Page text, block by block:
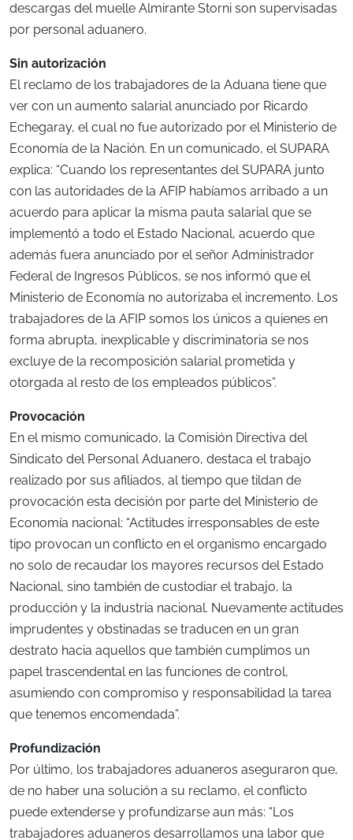
descargas del muelle Almirante Storni son supervisadas
por personal aduanero.
Sin autorización
El reclamo de los trabajadores de la Aduana tiene que
ver con un aumento salarial anunciado por Ricardo
Echegaray, el cual no fue autorizado por el Ministerio de
Economía de la Nación. En un comunicado, el SUPARA
explica: “Cuando los representantes del SUPARA junto
con las autoridades de la AFIP habíamos arribado a un
acuerdo para aplicar la misma pauta salarial que se
implementó a todo el Estado Nacional, acuerdo que
además fuera anunciado por el señor Administrador
Federal de Ingresos Públicos, se nos informó que el
Ministerio de Economía no autorizaba el incremento. Los
trabajadores de la AFIP somos los únicos a quienes en
forma abrupta, inexplicable y discriminatoria se nos
excluye de la recomposición salarial prometida y
otorgada al resto de los empleados públicos”.
Provocación
En el mismo comunicado, la Comisión Directiva del
Sindicato del Personal Aduanero, destaca el trabajo
realizado por sus afiliados, al tiempo que tildan de
provocación esta decisión por parte del Ministerio de
Economía nacional: “Actitudes irresponsables de este
tipo provocan un conflicto en el organismo encargado
no solo de recaudar los mayores recursos del Estado
Nacional, sino también de custodiar el trabajo, la
producción y la industria nacional. Nuevamente actitudes
imprudentes y obstinadas se traducen en un gran
destrato hacia aquellos que también cumplimos un
papel trascendental en las funciones de control,
asumiendo con compromiso y responsabilidad la tarea
que tenemos encomendada”.
Profundización
Por último, los trabajadores aduaneros aseguraron que,
de no haber una solución a su reclamo, el conflicto
puede extenderse y profundizarse aun más: “Los
trabajadores aduaneros desarrollamos una labor que